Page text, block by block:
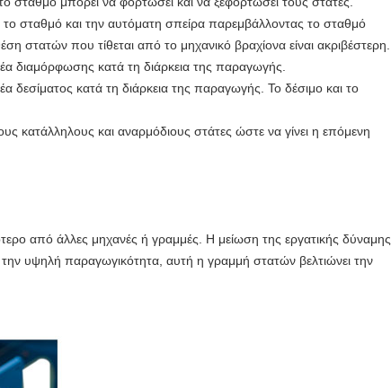
σταθμό και την αυτόματη σπείρα παρεμβάλλοντας το σταθμό
στατών που τίθεται από το μηχανικό βραχίονα είναι ακριβέστερη.
διαμόρφωσης κατά τη διάρκεια της παραγωγής.
δεσίματος κατά τη διάρκεια της παραγωγής. Το δέσιμο και το
κατάλληλους και αναρμόδιους στάτες ώστε να γίνει η επόμενη
από άλλες μηχανές ή γραμμές. Η μείωση της εργατικής δύναμης
υψηλή παραγωγικότητα, αυτή η γραμμή στατών βελτιώνει την